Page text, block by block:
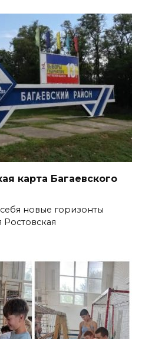
карта Багаевского
новые горизонты
Ростовская